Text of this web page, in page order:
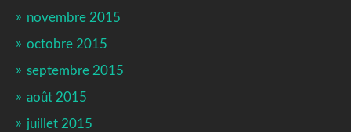
novembre 2015
octobre 2015
septembre 2015
août 2015
juillet 2015